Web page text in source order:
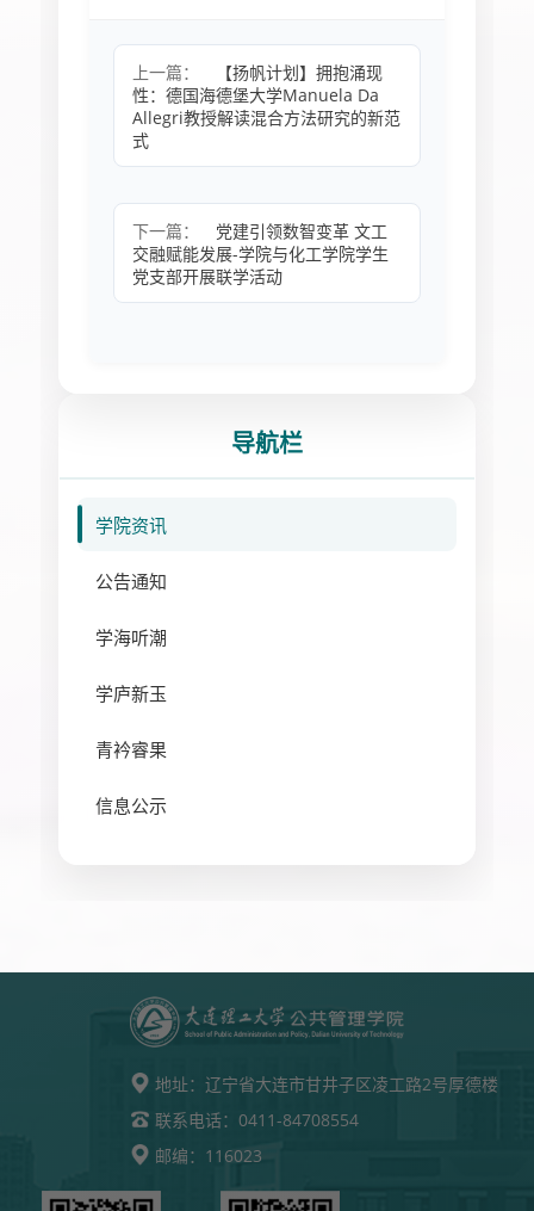
导航栏
学院资讯
公告通知
学海听潮
学庐新玉
青衿睿果
信息公示
上一篇：
【扬帆计划】拥抱涌现
性：德国海德堡大学Manuela Da
Allegri教授解读混合方法研究的新范
式
下一篇：
党建引领数智变革 文工
交融赋能发展-学院与化工学院学生
党支部开展联学活动
地址： 辽宁省大连市甘井子区凌工路2号厚德楼
联系电话： 0411-84708554
邮编： 116023